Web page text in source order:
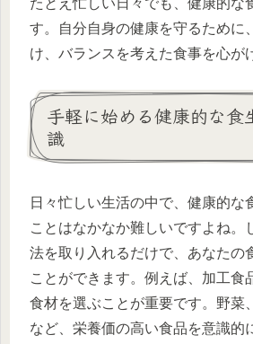
たとえ忙しい日々でも、健康的な
す。自分自身の健康を守るために
け、バランスを考えた食事を心が
手軽に始める健康的な食
識
日々忙しい生活の中で、健康的な
ことはなかなか難しいですよね。
法を取り入れるだけで、あなたの
ことができます。例えば、加工食
食材を選ぶことが重要です。野菜
など、栄養価の高い食品を意識的